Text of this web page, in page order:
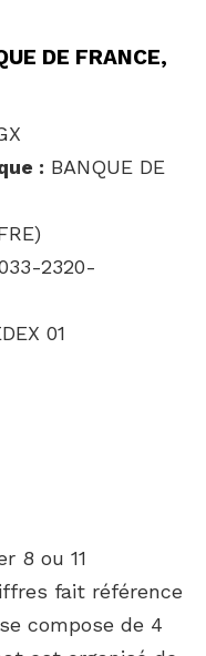
DE FRANCE,
: BANQUE DE
2320-
01
8 ou 11
fait référence
compose de 4